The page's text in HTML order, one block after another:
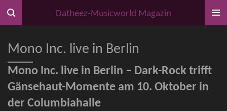
Zum
Hauptinhalt
Datheez-Musicworld Magazin
Mono Inc. live in Berlin
Mono Inc. live in Berlin – Dark-Rock trifft
Gänsehaut-Momente am 10. Oktober in
der Columbiahalle